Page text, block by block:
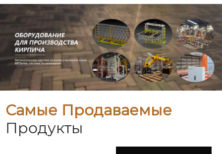
Самые Продаваемые
Продукты